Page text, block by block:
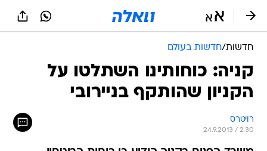
חדשות/חדשות בעולם
קניה: כוחותינו השתלטו על
הקניון שהותקף בניירובי
רויטרס
24.9.2013 / 2:30